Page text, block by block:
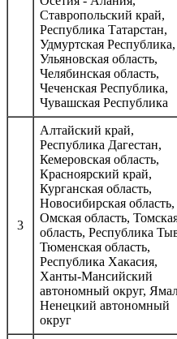
Ставропольский край,
Республика Татарстан,
Удмуртская Республика,
Ульяновская область,
Челябинская область,
Чеченская Республика,
Чувашская Республика
3
Алтайский край,
Республика Дагестан,
Кемеровская область,
Красноярский край,
Курганская область,
Новосибирская область,
Омская область,
область, Республика
Тюменская область,
Республика Хакасия,
Ханты-Мансийский
автономный округ,
Ненецкий автономный
округ